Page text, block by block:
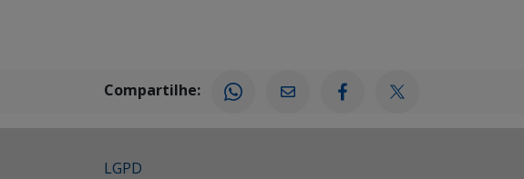
Compartilhe:
LGPD